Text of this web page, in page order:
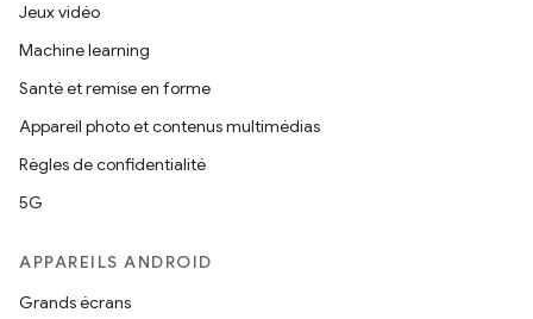
Jeux vidéo
Machine learning
Santé et remise en forme
Appareil photo et contenus multimédias
Règles de confidentialité
5G
APPAREILS ANDROID
Grands écrans